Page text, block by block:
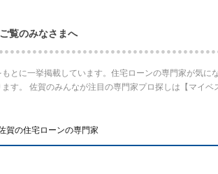
覧のみなさまへ
とに一挙掲載しています。住宅ローンの専門家が気
す。 佐賀のみんなが注目の専門家プロ探しは【マイベ
賀の住宅ローンの専門家